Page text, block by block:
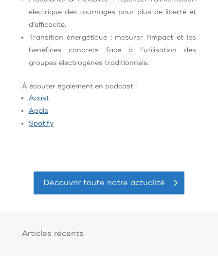
électrique des tournages pour plus de liberté et
d’efficacité.
Transition énergétique : mesurer l’impact et les
bénéfices concrets face à l’utilisation des
groupes électrogènes traditionnels.
À écouter également en podcast :
Acast
Apple
Spotify
Découvrir toute notre actualité
Articles récents